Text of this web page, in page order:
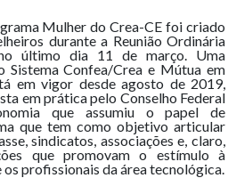
Mulher do Crea-CE foi criado
durante a Reunião Ordinária
último dia 11 de março. Uma
Sistema Confea/Crea e Mútua em
em vigor desde agosto de 2019,
em prática pelo Conselho Federal
que assumiu o papel de
que tem como objetivo articular
sindicatos, associações e, claro,
que promovam o estímulo à
profissionais da área tecnológica.